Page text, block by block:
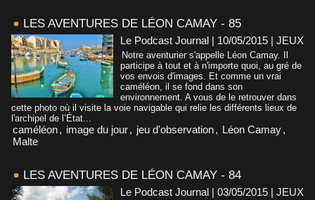
LES AVENTURES DE LÉON CAMAY - 85
Le Podcast Journal | 10/05/2015 | JEUX
Notre aventurier s'appelle Léon Camay. Il
participe à tout et à n'importe quoi, au gré de
vos envois d'images. Et comme un vrai
caméléon, il se fond dans son
environnement. A vous de le retrouver dans
cette photo où il visite la voie navigable qui relie les différents lieux de
l'archipel de l’État...
caméléon, image du jour, jeu d'observation, Léon Camay,
Malte
LES AVENTURES DE LÉON CAMAY - 84
Le Podcast Journal | 03/05/2015 | JEUX